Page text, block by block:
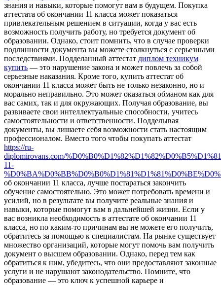
знания и навыки, которые помогут вам в будущем. Покупка
аттестата об окончании 11 класса может показаться
привлекательным решением в ситуации, когда у вас есть
возможность получить работу, но требуется документ об
образовании. Однако, стоит помнить, что в случае проверки
подлинности документа вы можете столкнуться с серьезными
последствиями. Подделанный аттестат диплом техникум
купить — это нарушение закона и может повлечь за собой
серьезные наказания. Кроме того, купить аттестат об
окончании 11 класса может быть не только незаконно, но и
морально неправильно. Это может оказаться обманом как для
вас самих, так и для окружающих. Получая образование, вы
развиваете свои интеллектуальные способности, учитесь
самостоятельности и ответственности. Подделывая
документы, вы лишаете себя возможности стать настоящим
профессионалом. Вместо того чтобы покупать аттестат
https://ru-
diplomirovans.com/
11-
об окончании 11 класса, лучше постараться закончить
обучение самостоятельно. Это может потребовать времени и
усилий, но в результате вы получите реальные знания и
навыки, которые помогут вам в дальнейшей жизни. Если у
вас возникла необходимость в аттестате об окончании 11
класса, но по каким-то причинам вы не можете его получить,
обратитесь за помощью к специалистам. На рынке существует
множество организаций, которые могут помочь вам получить
документ о высшем образовании. Однако, перед тем как
обратиться к ним, убедитесь, что они предоставляют законные
услуги и не нарушают законодательство. Помните, что
образование — это ключ к успешной карьере и